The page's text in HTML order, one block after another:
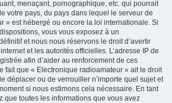
menaçant, pornographique, etc. qui pourrait
votre pays, du pays dans lequel le serveur de
» est hébergé ou encore la loi internationale. Si
vous vous exposez à un
et nous nous réservons le droit d’avertir
et les autorités officielles. L’adresse IP de
afin d’aider au renforcement de ces
fait que « Electronique radioamateur » ait le droit
déplacer ou de verrouiller n’importe quel sujet et
si nous estimons cela nécessaire. En tant
que toutes les informations que vous avez